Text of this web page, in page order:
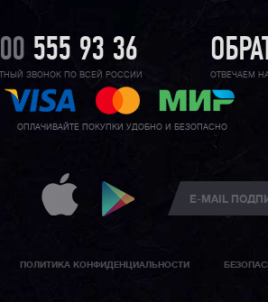
555 93 36
ЗВОНОК ПО ВСЕЙ РОССИИ ОТВЕЧАЕМ
ОПЛАЧИВАЙТЕ ПОКУПКИ УДОБНО И БЕЗОПАСНО
ПОЛИТИКА КОНФИДЕНЦИАЛЬНОСТИ